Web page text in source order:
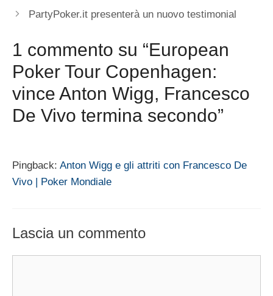
PartyPoker.it presenterà un nuovo testimonial
1 commento su “European
Poker Tour Copenhagen:
vince Anton Wigg, Francesco
De Vivo termina secondo”
Pingback: Anton Wigg e gli attriti con Francesco De
Vivo | Poker Mondiale
Lascia un commento